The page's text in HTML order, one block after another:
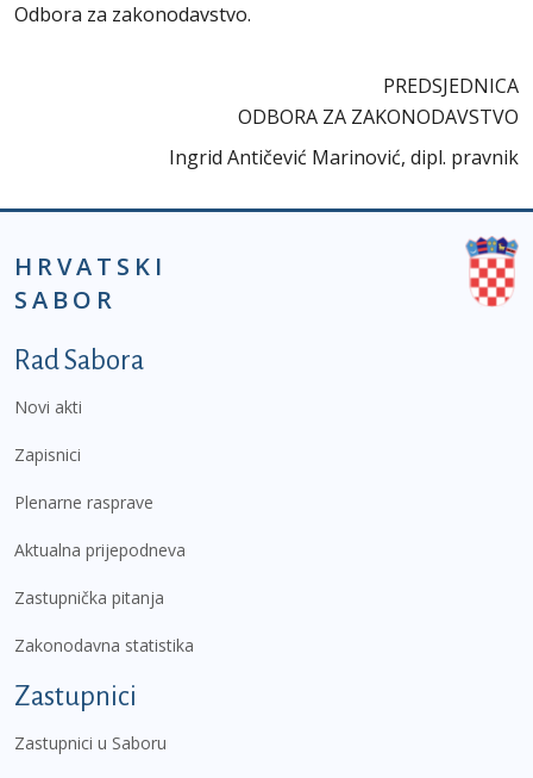
Odbora za zakonodavstvo.
PREDSJEDNICA
ODBORA ZA ZAKONODAVSTVO
Ingrid Antičević Marinović, dipl. pravnik
HRVATSKI
SABOR
Podnožje prvi izbornik
Rad Sabora
Novi akti
Zapisnici
Plenarne rasprave
Aktualna prijepodneva
Zastupnička pitanja
Zakonodavna statistika
Zastupnici
Zastupnici u Saboru